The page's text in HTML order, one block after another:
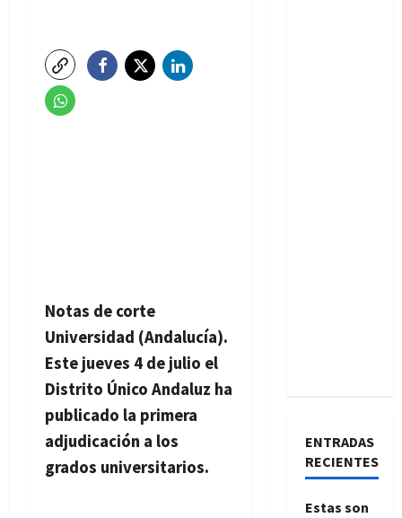
Notas de corte
Universidad (Andalucía).
Este jueves 4 de julio el
Distrito Único Andaluz ha
publicado la primera
adjudicación a los
grados universitarios.
ENTRADAS
RECIENTES
Estas son